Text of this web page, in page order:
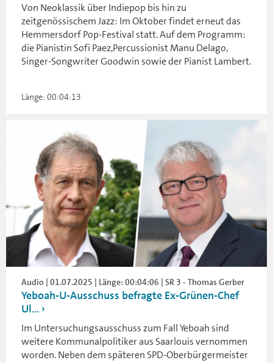
Von Neoklassik über Indiepop bis hin zu
zeitgenössischem Jazz: Im Oktober findet erneut das
Hemmersdorf Pop-Festival statt. Auf dem Programm:
die Pianistin Sofi Paez,Percussionist Manu Delago,
Singer-Songwriter Goodwin sowie der Pianist Lambert.
Länge: 00:04:13
Audio | 01.07.2025 | Länge: 00:04:06 | SR 3 - Thomas Gerber
Yeboah-U-Ausschuss befragte Ex-Grünen-Chef
Ul...
Im Untersuchungsausschuss zum Fall Yeboah sind
weitere Kommunalpolitiker aus Saarlouis vernommen
worden. Neben dem späteren SPD-Oberbürgermeister